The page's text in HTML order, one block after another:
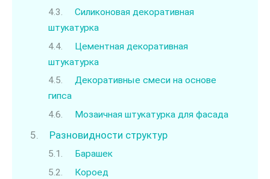
Силиконовая декоративная
штукатурка
Цементная декоративная
штукатурка
Декоративные смеси на основе
гипса
Мозаичная штукатурка для фасада
Разновидности структур
Барашек
Короед